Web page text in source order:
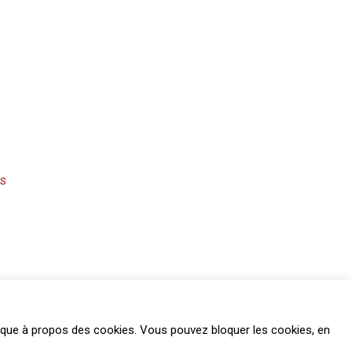
à propos des cookies. Vous pouvez bloquer les cookies, en